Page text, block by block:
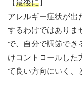
【最後に】
アレルギー症状が出
するわけではありま
で、自分で調節でき
けコントロールした
て良い方向にいく、